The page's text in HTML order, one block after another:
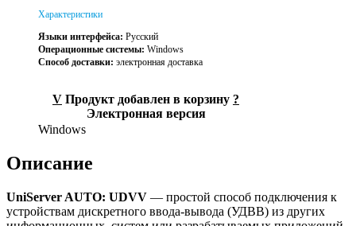
Характеристики
Языки интерфейса: Русский
Операционные системы: Windows
Способ доставки: электронная доставка
V Продукт добавлен в корзину ?
Электронная версия
Windows
Описание
UniServer AUTO: UDVV — простой способ подключения к
устройствам дискретного ввода-вывода (УДВВ) из других